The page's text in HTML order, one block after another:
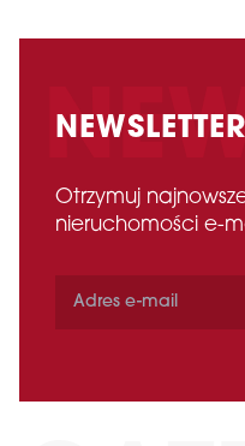
NEWSLETTER
Otrzymuj
nieruchomości e-